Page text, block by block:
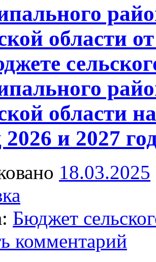
области
области
и 2027
18.03.2025
Бюджет
комментарий